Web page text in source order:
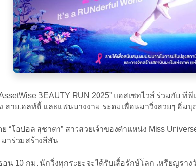
BEAUTY RUN 2025” แอสเซทไวส์ ร่วมกับ
สายเฮลท์ตี้ และแฟนนางงาม ระดมเพื่อนมาวิ่งสวยๆ อิ่ม
“โอปอล สุชาตา” สาวสวยเจ้าของตำแหน่ง Miss
มาร่วมสร้างสีสัน
น 10 กม. นักวิ่งทุกระยะจะได้รับเสื้อรักษ์โลก เหรียญร